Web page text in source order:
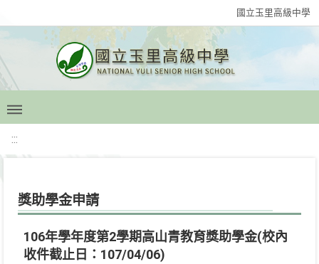
國立玉里高級中學
:::
獎助學金申請
106年學年度第2學期高山青教育獎助學金(校內
收件截止日：107/04/06)